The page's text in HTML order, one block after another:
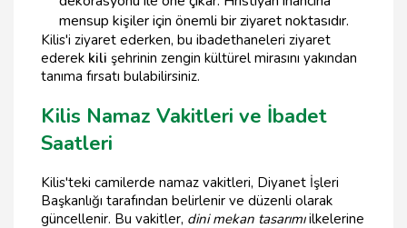
mensup kişiler için önemli bir ziyaret noktasıdır.
Kilis'i ziyaret ederken, bu ibadethaneleri ziyaret
ederek kili şehrinin zengin kültürel mirasını yakından
tanıma fırsatı bulabilirsiniz.
Kilis Namaz Vakitleri ve İbadet
Saatleri
Kilis'teki camilerde namaz vakitleri, Diyanet İşleri
Başkanlığı tarafından belirlenir ve düzenli olarak
güncellenir. Bu vakitler, dini mekan tasarımıilkelerine